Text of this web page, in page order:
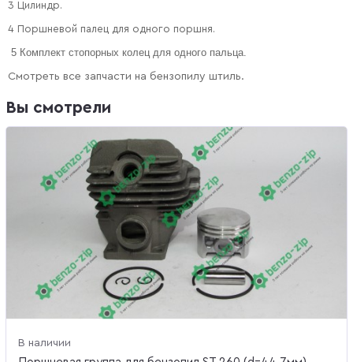
3 Цилиндр.
4 Поршневой палец для одного поршня.
5 Комплект стопорных колец для одного пальца.
Смотреть все запчасти на бензопилу штиль.
Вы смотрели
В наличии